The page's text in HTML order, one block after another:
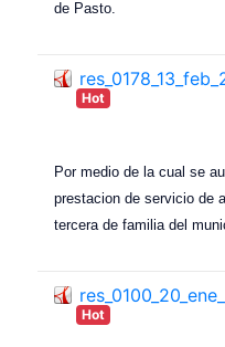
de Pasto.
Hot
Por medio de la cual se
prestacion de servicio de
tercera de familia del
Hot